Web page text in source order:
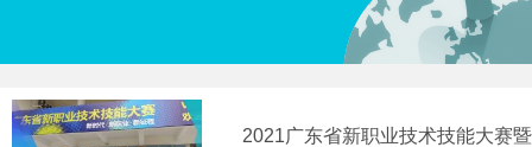
2021广东省新职业技术技能大赛